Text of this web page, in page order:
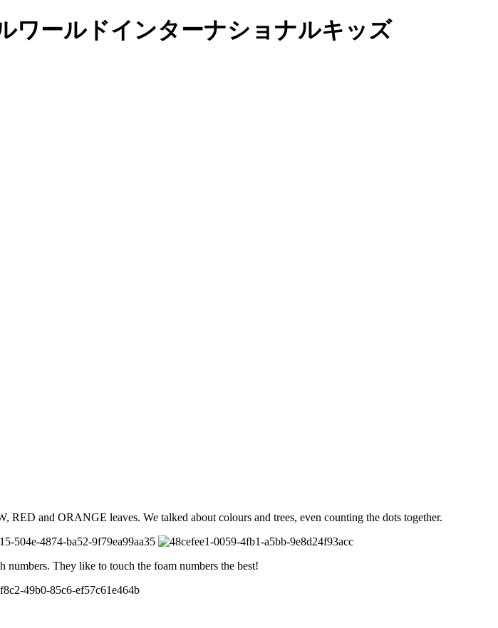
ワールドインターナショナルキッズ
and ORANGE leaves. We talked about colours and trees, even counting the dots together.
numbers. They like to touch the foam numbers the best!